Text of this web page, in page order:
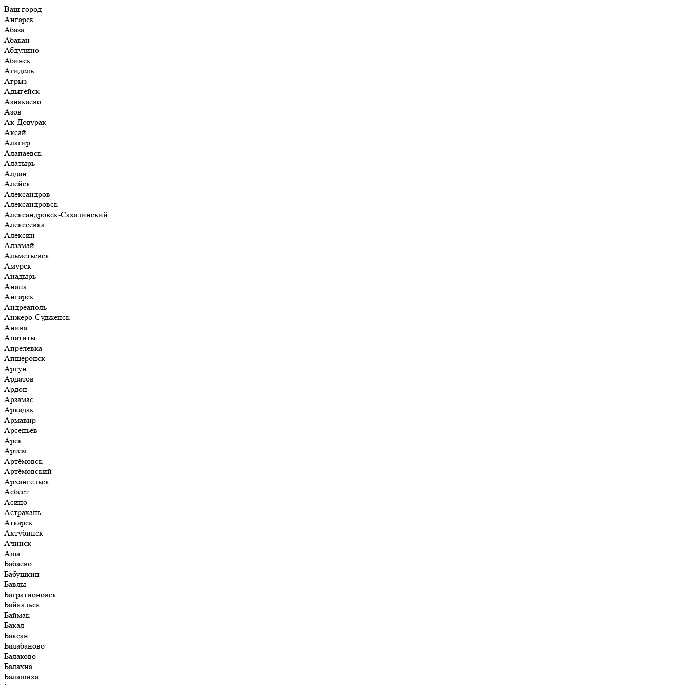
Ваш город
Ангарск
Абаза
Абакан
Абдулино
Абинск
Агидель
Агрыз
Адыгейск
Азнакаево
Азов
Ак-Довурак
Аксай
Алагир
Алапаевск
Алатырь
Алдан
Алейск
Александров
Александровск
Александровск-Сахалинский
Алексеевка
Алексин
Алзамай
Альметьевск
Амурск
Анадырь
Анапа
Ангарск
Андреаполь
Анжеро-Судженск
Анива
Апатиты
Апрелевка
Апшеронск
Аргун
Ардатов
Ардон
Арзамас
Аркадак
Армавир
Арсеньев
Арск
Артём
Артёмовск
Артёмовский
Архангельск
Асбест
Асино
Астрахань
Аткарск
Ахтубинск
Ачинск
Аша
Бабаево
Бабушкин
Бавлы
Багратионовск
Байкальск
Баймак
Бакал
Баксан
Балабаново
Балаково
Балахна
Балашиха